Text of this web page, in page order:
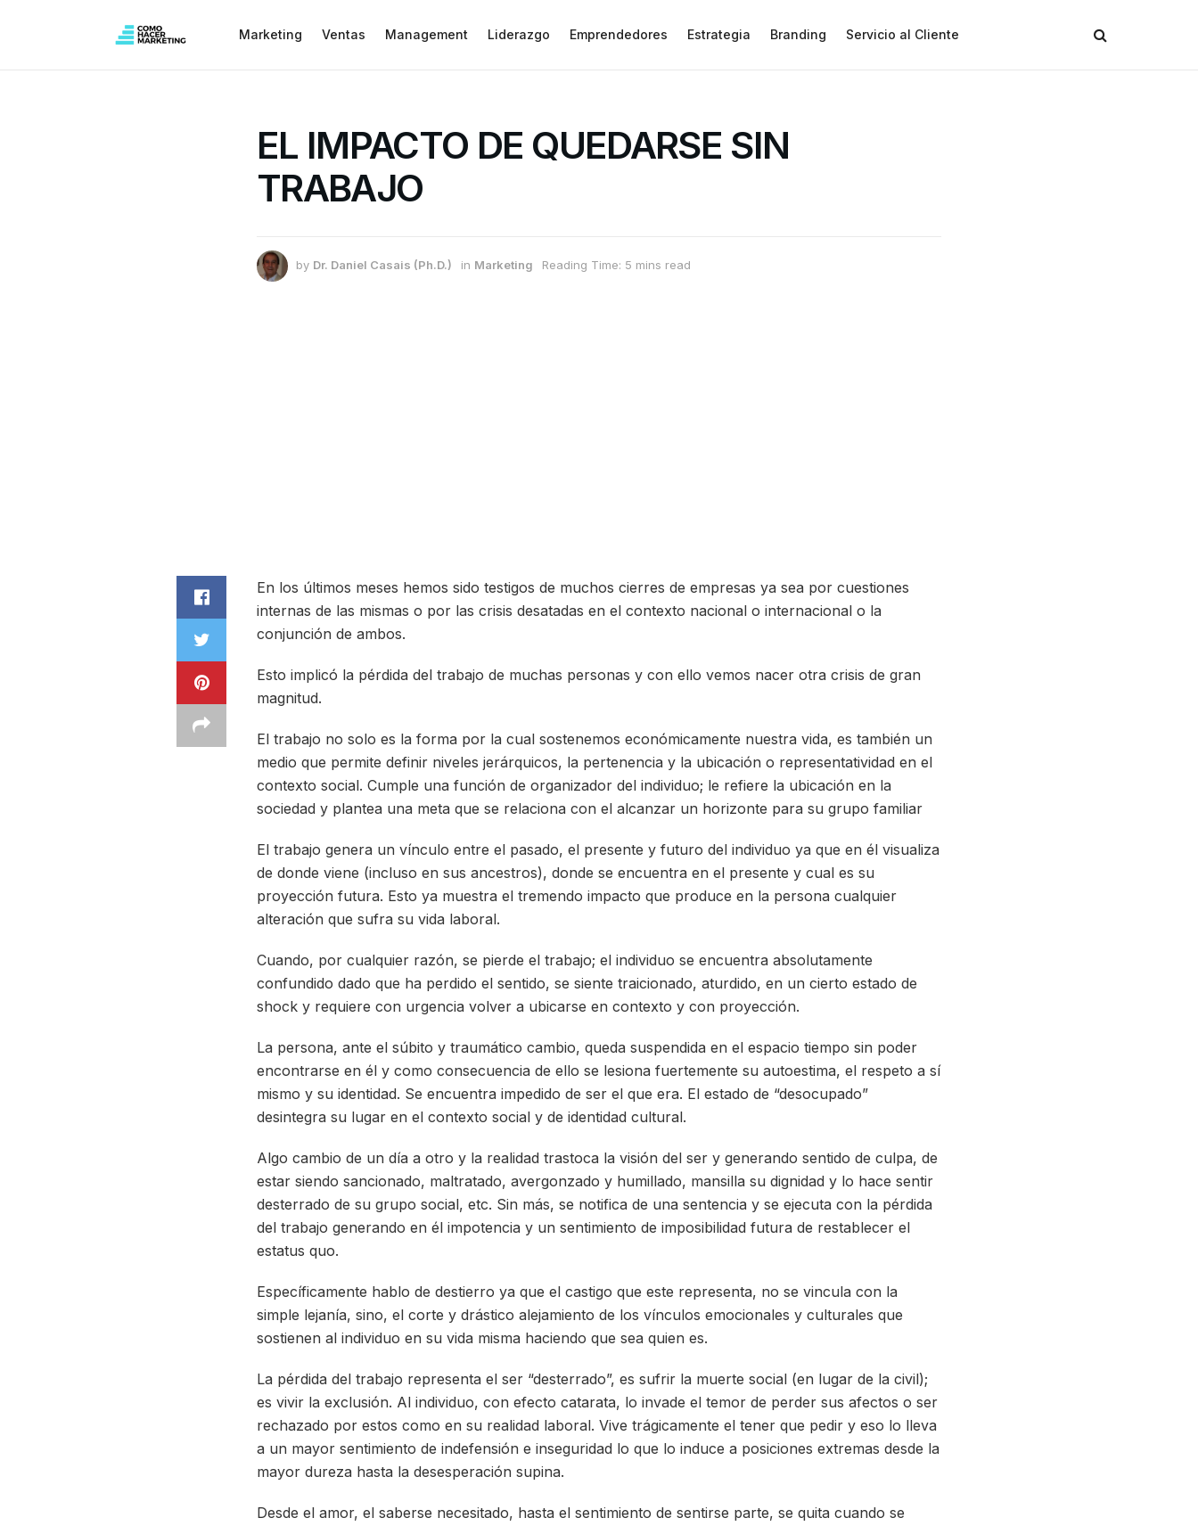
Marketing Ventas Management Liderazgo Emprendedores Estrategia Branding Servicio al Cliente
EL IMPACTO DE QUEDARSE SIN
TRABAJO
by Dr. Daniel Casais (Ph.D.) in Marketing Reading Time: 5 mins read
En los últimos meses hemos sido testigos de muchos cierres de empresas ya sea por cuestiones
internas de las mismas o por las crisis desatadas en el contexto nacional o internacional o la
conjunción de ambos.
Esto implicó la pérdida del trabajo de muchas personas y con ello vemos nacer otra crisis de gran
magnitud.
El trabajo no solo es la forma por la cual sostenemos económicamente nuestra vida, es también un
medio que permite definir niveles jerárquicos, la pertenencia y la ubicación o representatividad en el
contexto social. Cumple una función de organizador del individuo; le refiere la ubicación en la
sociedad y plantea una meta que se relaciona con el alcanzar un horizonte para su grupo familiar
El trabajo genera un vínculo entre el pasado, el presente y futuro del individuo ya que en él visualiza
de donde viene (incluso en sus ancestros), donde se encuentra en el presente y cual es su
proyección futura. Esto ya muestra el tremendo impacto que produce en la persona cualquier
alteración que sufra su vida laboral.
Cuando, por cualquier razón, se pierde el trabajo; el individuo se encuentra absolutamente
confundido dado que ha perdido el sentido, se siente traicionado, aturdido, en un cierto estado de
shock y requiere con urgencia volver a ubicarse en contexto y con proyección.
La persona, ante el súbito y traumático cambio, queda suspendida en el espacio tiempo sin poder
encontrarse en él y como consecuencia de ello se lesiona fuertemente su autoestima, el respeto a sí
mismo y su identidad. Se encuentra impedido de ser el que era. El estado de “desocupado”
desintegra su lugar en el contexto social y de identidad cultural.
Algo cambio de un día a otro y la realidad trastoca la visión del ser y generando sentido de culpa, de
estar siendo sancionado, maltratado, avergonzado y humillado, mansilla su dignidad y lo hace sentir
desterrado de su grupo social, etc. Sin más, se notifica de una sentencia y se ejecuta con la pérdida
del trabajo generando en él impotencia y un sentimiento de imposibilidad futura de restablecer el
estatus quo.
Específicamente hablo de destierro ya que el castigo que este representa, no se vincula con la
simple lejanía, sino, el corte y drástico alejamiento de los vínculos emocionales y culturales que
sostienen al individuo en su vida misma haciendo que sea quien es.
La pérdida del trabajo representa el ser “desterrado”, es sufrir la muerte social (en lugar de la civil);
es vivir la exclusión. Al individuo, con efecto catarata, lo invade el temor de perder sus afectos o ser
rechazado por estos como en su realidad laboral. Vive trágicamente el tener que pedir y eso lo lleva
a un mayor sentimiento de indefensión e inseguridad lo que lo induce a posiciones extremas desde la
mayor dureza hasta la desesperación supina.
Desde el amor, el saberse necesitado, hasta el sentimiento de sentirse parte, se quita cuando se